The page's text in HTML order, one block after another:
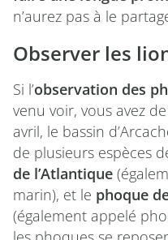
n’aurez pas à le
Observer les
Si l’observation des
venu voir, vous avez
avril, le bassin
de plusieurs espèces
de l’Atlantique
marin), et le phoque
(également appelé